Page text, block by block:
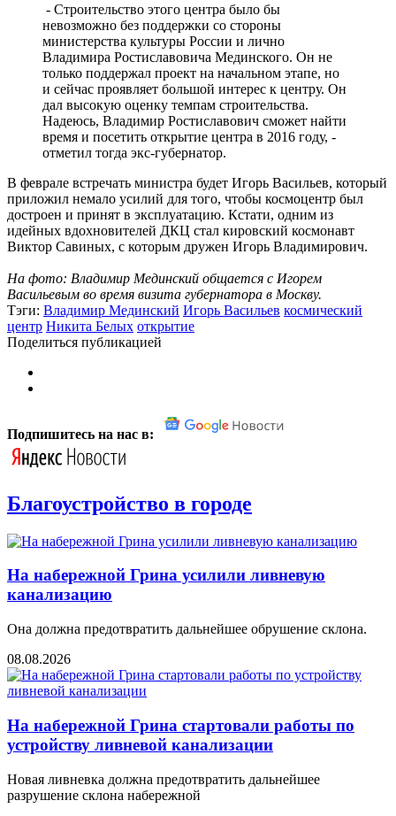
- Строительство этого центра было бы
невозможно без поддержки со стороны
министерства культуры России и лично
Владимира Ростиславовича Мединского. Он не
только поддержал проект на начальном этапе, но
и сейчас проявляет большой интерес к центру. Он
дал высокую оценку темпам строительства.
Надеюсь, Владимир Ростиславович сможет найти
время и посетить открытие центра в 2016 году, -
отметил тогда экс-губернатор.
В феврале встречать министра будет Игорь Васильев, который
приложил немало усилий для того, чтобы космоцентр был
достроен и принят в эксплуатацию. Кстати, одним из
идейных вдохновителей ДКЦ стал кировский космонавт
Виктор Савиных, с которым дружен Игорь Владимирович.
На фото: Владимир Мединский общается с Игорем
Васильевым во время визита губернатора в Москву.
Тэги: Владимир Мединский Игорь Васильев космический
центр Никита Белых открытие
Поделиться публикацией
Подпишитесь на нас в:
Благоустройство в городе
На набережной Грина усилили ливневую
канализацию
Она должна предотвратить дальнейшее обрушение склона.
08.08.2026
На набережной Грина стартовали работы по
устройству ливневой канализации
Новая ливневка должна предотвратить дальнейшее
разрушение склона набережной